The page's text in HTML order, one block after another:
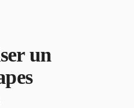
un